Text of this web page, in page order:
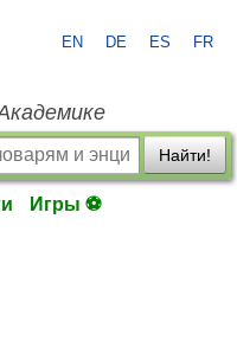
EN DE ES FR
Найти!
Игры ⚽